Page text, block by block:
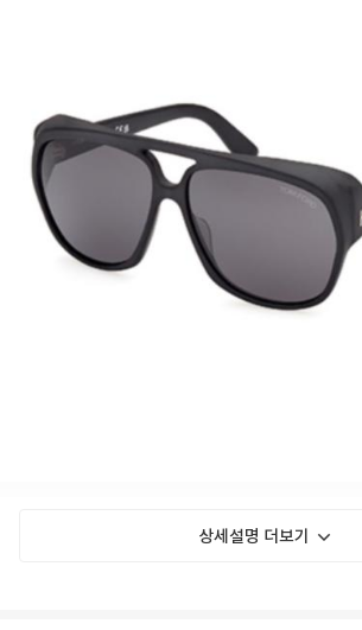
상세설명 더보기